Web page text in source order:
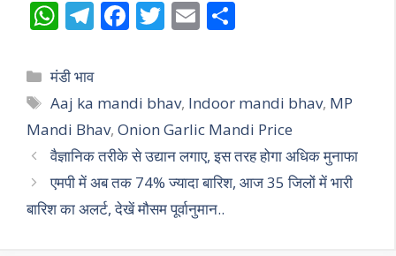
W
at
s
A
p
p
T
e
gr
a
m
F
b
o
o
k
T
er
E
l e
Categories
मंडी भाव
Tags
Aaj ka mandi bhav, Indoor mandi bhav, MP
Mandi Bhav, Onion Garlic Mandi Price
वैज्ञानिक तरीके से उद्यान लगाए, इस तरह होगा अधिक मुनाफा
एमपी में अब तक 74% ज्यादा बारिश, आज 35 जिलों में भारी
बारिश का अलर्ट, देखें मौसम पूर्वानुमान..